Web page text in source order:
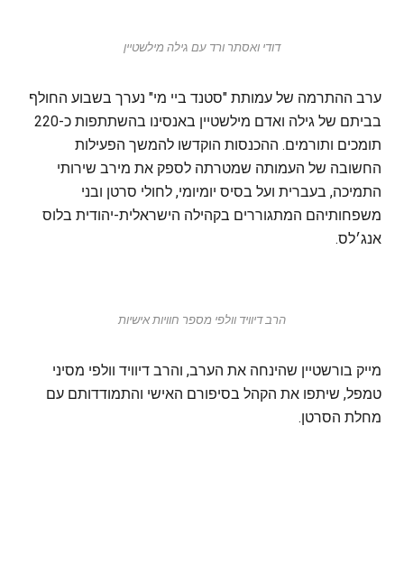
דודי ואסתר ורד עם גילה מילשטיין
ערב ההתרמה של עמותת "סטנד ביי מי" נערך בשבוע החולף
בביתם של גילה ואדם מילשטיין באנסינו בהשתתפות כ-220
תומכים ותורמים. ההכנסות הוקדשו להמשך הפעילות
החשובה של העמותה שמטרתה לספק את מירב שירותי
התמיכה, בעברית ועל בסיס יומיומי, לחולי סרטן ובני
משפחותיהם המתגוררים בקהילה הישראלית-יהודית בלוס
אנג׳לס.
הרב דיוויד וולפי מספר חוויות אישיות
מייק בורשטיין שהינחה את הערב, והרב דיוויד וולפי מסיני
טמפל, שיתפו את הקהל בסיפורם האישי והתמודדותם עם
מחלת הסרטן.